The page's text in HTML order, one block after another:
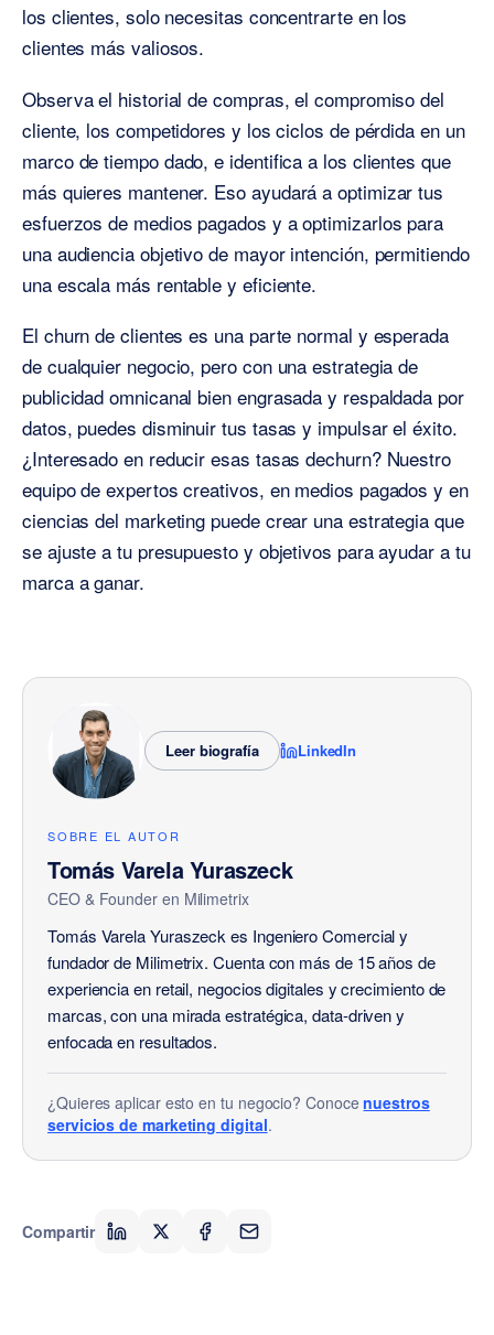
los clientes, solo necesitas concentrarte en los
clientes más valiosos.
Observa el historial de compras, el compromiso del
cliente, los competidores y los ciclos de pérdida en un
marco de tiempo dado, e identifica a los clientes que
más quieres mantener. Eso ayudará a optimizar tus
esfuerzos de medios pagados y a optimizarlos para
una audiencia objetivo de mayor intención, permitiendo
una escala más rentable y eficiente.
El churn de clientes es una parte normal y esperada
de cualquier negocio, pero con una estrategia de
publicidad omnicanal bien engrasada y respaldada por
datos, puedes disminuir tus tasas y impulsar el éxito.
¿Interesado en reducir esas tasas dechurn? Nuestro
equipo de expertos creativos, en medios pagados y en
ciencias del marketing puede crear una estrategia que
se ajuste a tu presupuesto y objetivos para ayudar a tu
marca a ganar.
Leer biografía LinkedIn
SOBRE EL AUTOR
Tomás Varela Yuraszeck
CEO & Founderen Milimetrix
Tomás Varela Yuraszeck es Ingeniero Comercial y
fundador de Milimetrix. Cuenta con más de 15 años de
experiencia en retail, negocios digitales y crecimiento de
marcas, con una mirada estratégica, data-driven y
enfocada en resultados.
¿Quieres aplicar esto en tu negocio? Conocenuestros
servicios de marketing digital.
Compartir